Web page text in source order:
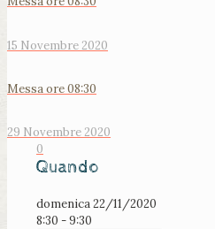
15 Novembre 2020
Messa ore 08:30
29 Novembre 2020
0
Quando
domenica 22/11/2020
8:30 - 9:30